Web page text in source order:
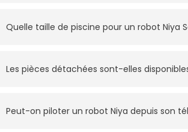
Quelle taille de piscine pour un robot Niya
Les pièces détachées sont-elles
Peut-on piloter un robot Niya depuis son